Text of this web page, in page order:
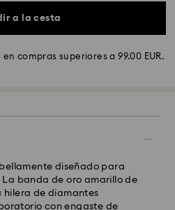
a la cesta
compras superiores a 99.00 EUR.
diseñado para
banda de oro amarillo de
hilera de diamantes
con engaste de
6.95
compras superiores a: